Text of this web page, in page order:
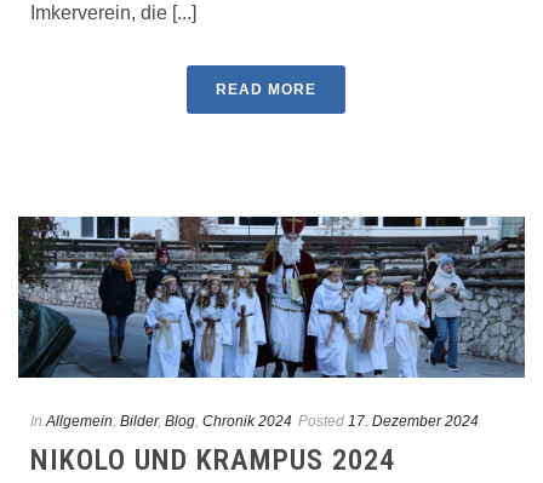
Imkerverein, die [...]
READ MORE
In Allgemein Bilder, Blog Chronik 2024 Posted 17. Dezember 2024
NIKOLO UND KRAMPUS 2024